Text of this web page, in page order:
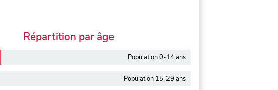
Répartition par âge
Population 0-14 ans
Population 15-29 ans